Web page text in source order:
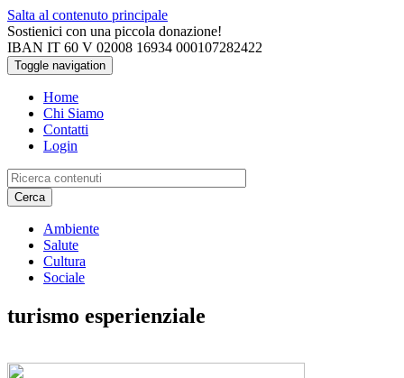
Salta al contenuto principale
Sostienici con una piccola donazione!
IBAN IT 60 V 02008 16934 000107282422
Toggle navigation
Home
Chi Siamo
Contatti
Login
Cerca
Ambiente
Salute
Cultura
Sociale
turismo esperienziale